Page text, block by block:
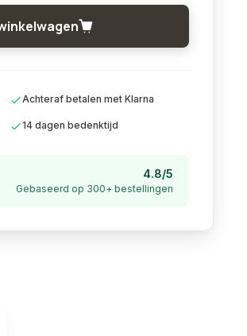
Achteraf betalen met Klarna
14 dagen bedenktijd
4.8/5
Gebaseerd op 300+ bestellingen